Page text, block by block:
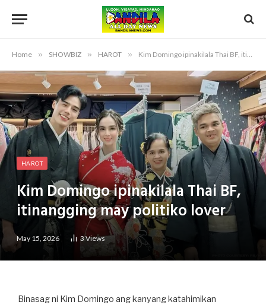
Home » SHOWBIZ » HAROT » Kim Domingo ipinakilala Thai BF, itinangging may politiko lover
HAROT
Kim Domingo ipinakilala Thai BF,
itinangging may politiko lover
May 15, 2026 3Views
Binasag ni Kim Domingo ang kanyang katahimikan